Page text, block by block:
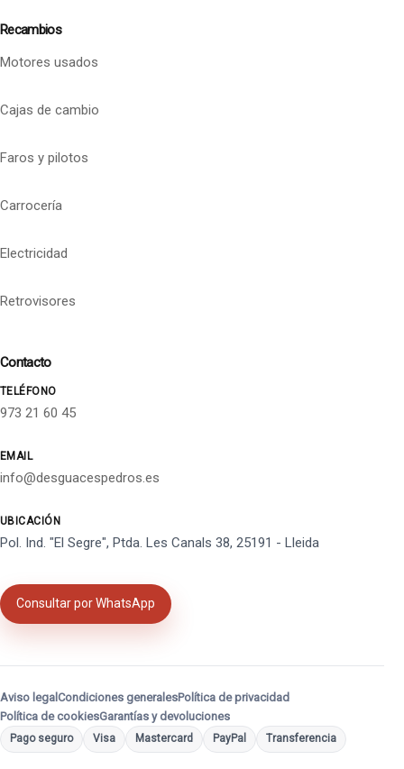
Recambios
Motores usados
Cajas de cambio
Faros y pilotos
Carrocería
Electricidad
Retrovisores
Contacto
TELÉFONO
973 21 60 45
EMAIL
info@desguacespedros.es
UBICACIÓN
Pol. Ind. "El Segre", Ptda. Les Canals 38, 25191 - Lleida
Consultar por WhatsApp
Aviso legalCondiciones generalesPolítica de privacidad
Política de cookiesGarantías y devoluciones
Pago seguro Visa Mastercard PayPal Transferencia